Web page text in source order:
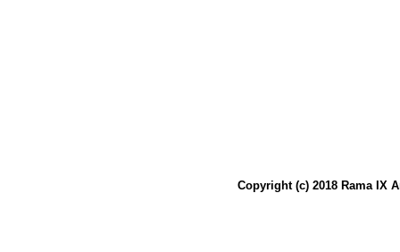
Copyright (c) 2018 Rama IX